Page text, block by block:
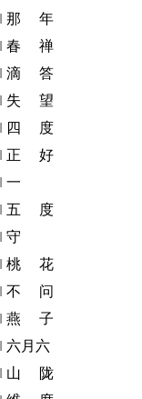
‖ 那 年
‖ 春 禅
‖ 滴 答
‖ 失 望
‖ 四 度
‖ 正 好
一
‖ 五 度
守
‖ 桃 花
‖ 不 问
‖ 燕 子
六月六
‖ 山 陇